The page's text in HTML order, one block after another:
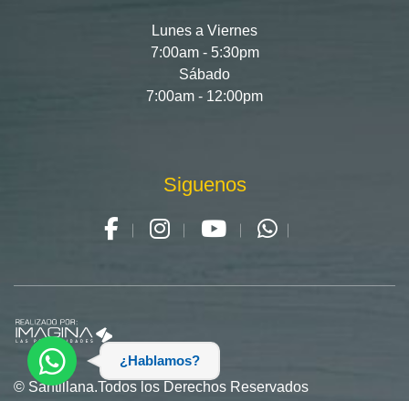
Lunes a Viernes
7:00am - 5:30pm
Sábado
7:00am - 12:00pm
Siguenos
© Santillana.Todos los Derechos Reservados
¿Hablamos?